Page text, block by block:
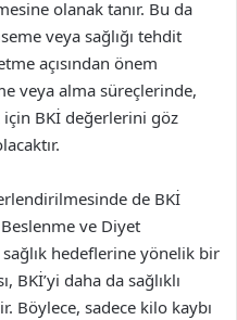
olanak tanır. Bu da
veya sağlığı tehdit
açısından önem
veya alma süreçlerinde,
BKİ değerlerini göz
de BKİ
ve Diyet
hedeflerine yönelik bir
BKİ’yi daha da sağlıklı
Böylece, sadece kilo kaybı